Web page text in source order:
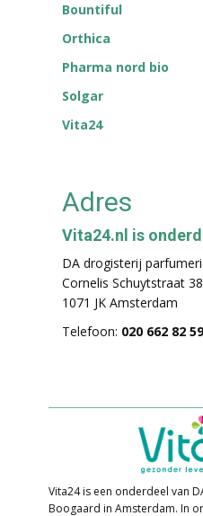
Bountiful
Orthica
Pharma nord bio
Solgar
Vita24
Adres
Vita24.nl is
DA drogisterij
Cornelis Schuytstraat 38
1071 JK Amsterdam
Telefoon: 020 662 82 59
Vita24 is een onderdeel van
Boogaard in Amsterdam. In